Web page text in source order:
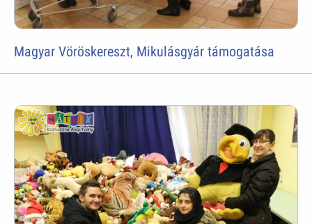
Magyar Vöröskereszt, Mikulásgyár támogatása